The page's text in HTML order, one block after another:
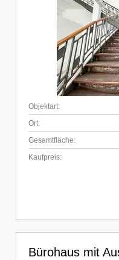
Objektart:
Ort:
Gesamtfläche:
Kaufpreis:
Bürohaus mit